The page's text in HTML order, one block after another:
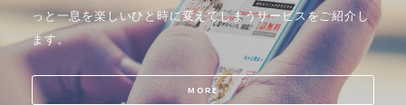
っと一息を楽しいひと時に変えてしまうサービスをご紹介し
ます。
MORE